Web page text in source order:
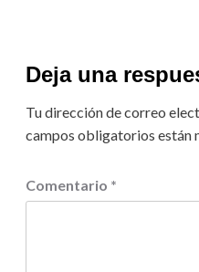
Deja una
Tu dirección de correo
campos obligatorios están
Comentario *